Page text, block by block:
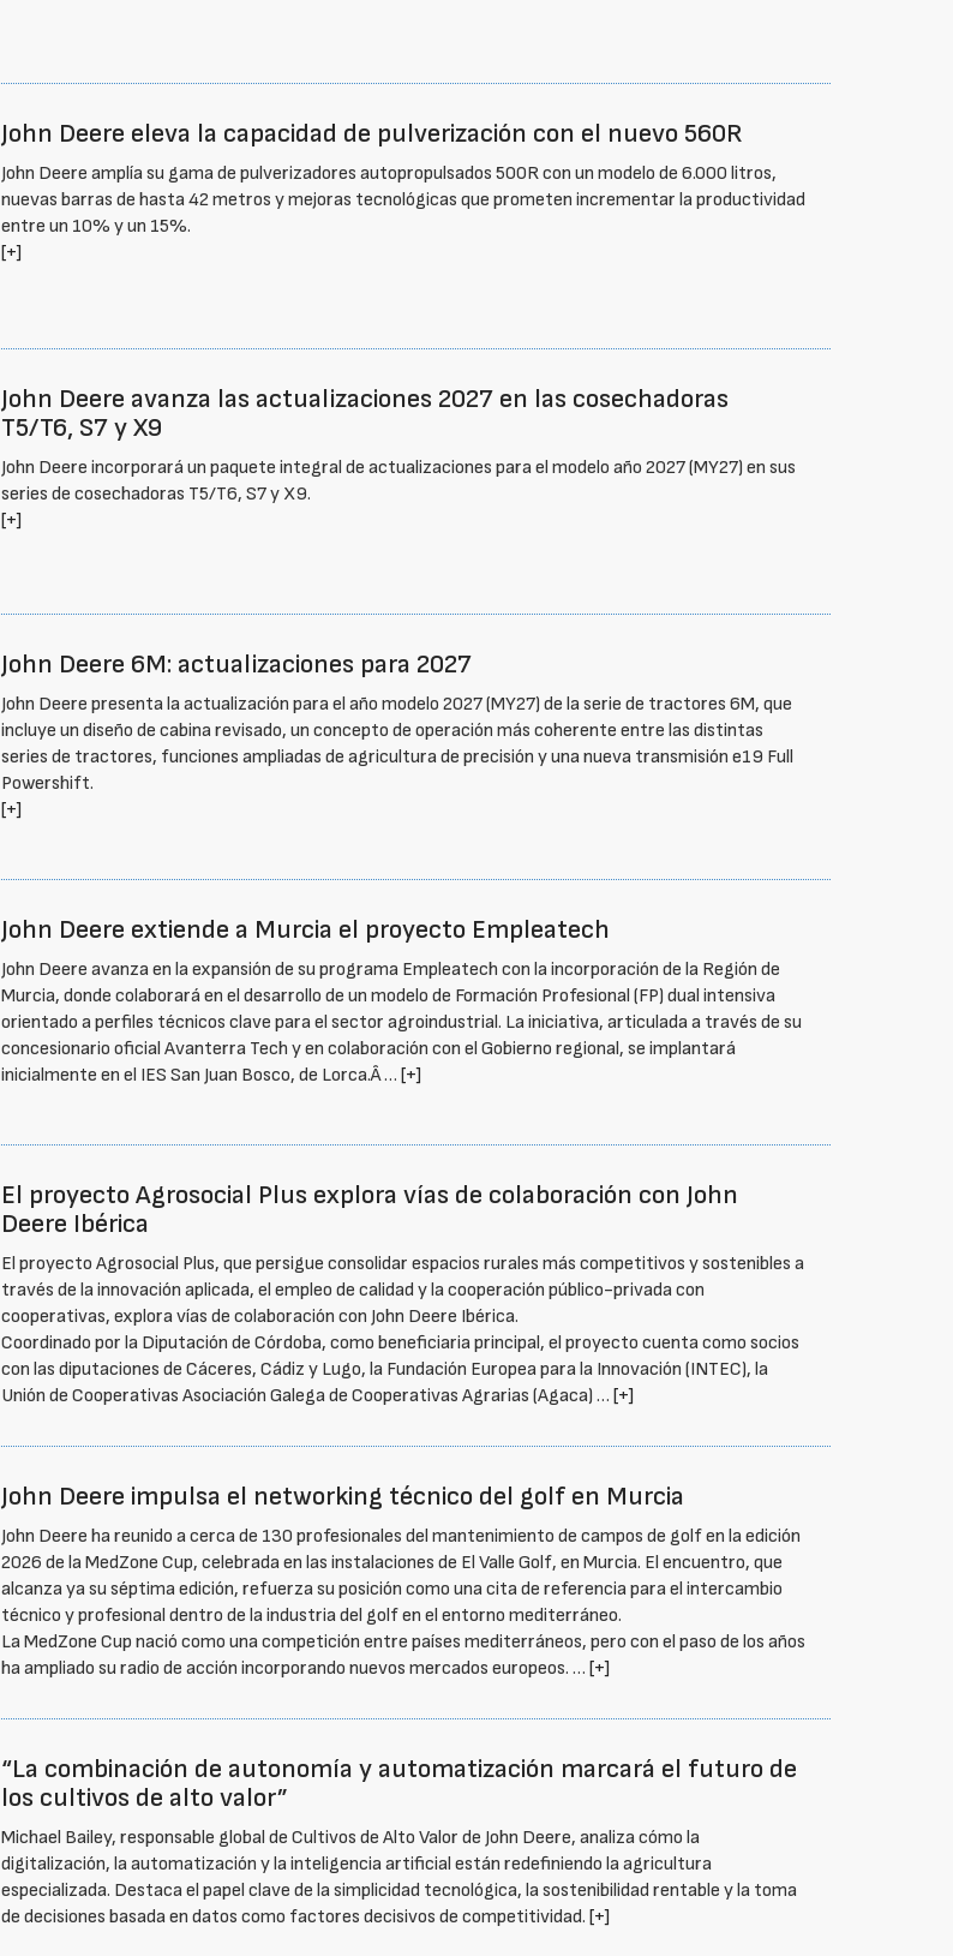
John Deere eleva la capacidad de pulverización con el nuevo 560R
John Deere amplía su gama de pulverizadores autopropulsados 500R con un modelo de 6.000 litros,
nuevas barras de hasta 42 metros y mejoras tecnológicas que prometen incrementar la productividad
entre un 10% y un 15%.
[+]
John Deere avanza las actualizaciones 2027 en las cosechadoras
T5/T6, S7 y X9
John Deere incorporará un paquete integral de actualizaciones para el modelo año 2027 (MY27) en sus
series de cosechadoras T5/T6, S7 y X9.
[+]
John Deere 6M: actualizaciones para 2027
John Deere presenta la actualización para el año modelo 2027 (MY27) de la serie de tractores 6M, que
incluye un diseño de cabina revisado, un concepto de operación más coherente entre las distintas
series de tractores, funciones ampliadas de agricultura de precisión y una nueva transmisión e19 Full
Powershift.
[+]
John Deere extiende a Murcia el proyecto Empleatech
John Deere avanza en la expansión de su programa Empleatech con la incorporación de la Región de
Murcia, donde colaborará en el desarrollo de un modelo de Formación Profesional (FP) dual intensiva
orientado a perfiles técnicos clave para el sector agroindustrial. La iniciativa, articulada a través de su
concesionario oficial Avanterra Tech y en colaboración con el Gobierno regional, se implantará
inicialmente en el IES San Juan Bosco, de Lorca.Â …[+]
El proyecto Agrosocial Plus explora vías de colaboración con John
Deere Ibérica
El proyecto Agrosocial Plus, que persigue consolidar espacios rurales más competitivos y sostenibles a
través de la innovación aplicada, el empleo de calidad y la cooperación público-privada con
cooperativas, explora vías de colaboración con John Deere Ibérica.
Coordinado por la Diputación de Córdoba, como beneficiaria principal, el proyecto cuenta como socios
con las diputaciones de Cáceres, Cádiz y Lugo, la Fundación Europea para la Innovación (INTEC), la
Unión de Cooperativas Asociación Galega de Cooperativas Agrarias (Agaca) …[+]
John Deere impulsa el networking técnico del golf en Murcia
John Deere ha reunido a cerca de 130 profesionales del mantenimiento de campos de golf en la edición
2026 de la MedZone Cup, celebrada en las instalaciones de El Valle Golf, en Murcia. El encuentro, que
alcanza ya su séptima edición, refuerza su posición como una cita de referencia para el intercambio
técnico y profesional dentro de la industria del golf en el entorno mediterráneo.
La MedZone Cup nació como una competición entre países mediterráneos, pero con el paso de los años
ha ampliado su radio de acción incorporando nuevos mercados europeos. …[+]
“La combinación de autonomía y automatización marcará el futuro de
los cultivos de alto valor”
Michael Bailey, responsable global de Cultivos de Alto Valor de John Deere, analiza cómo la
digitalización, la automatización y la inteligencia artificial están redefiniendo la agricultura
especializada. Destaca el papel clave de la simplicidad tecnológica, la sostenibilidad rentable y la toma
de decisiones basada en datos como factores decisivos de competitividad.[+]